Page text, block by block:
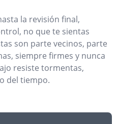
la revisión final,
no que te sientas
son parte vecinos, parte
siempre firmes y nunca
resiste tormentas,
del tiempo.